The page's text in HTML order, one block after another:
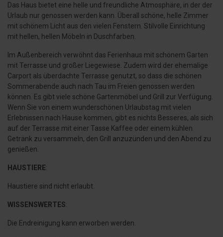
Das Haus bietet eine helle und freundliche Atmosphäre, in der der
Urlaub nur genossen werden kann. Überall schöne, helle Zimmer
mit schönem Licht aus den vielen Fenstern. Stilvolle Einrichtung
mit hellen, hellen Möbeln in Duschfarben.
Im Außenbereich verwöhnt das Ferienhaus mit schönem Garten
mit Terrasse und großer Liegewiese. Zudem wird der ehemalige
Carport als überdachte Terrasse genutzt, so dass die schönen
Sommerabende auch nach Tau im Freien genossen werden
können. Es gibt viele schöne Gartenmöbel und Grill zur Verfügung.
Wenn Sie von einem wunderschönen Urlaubstag mit vielen
Erlebnissen nach Hause kommen, gibt es nichts Besseres, als sich
auf der Terrasse mit einer Tasse Kaffee oder einem kühlen
Getränk zu versammeln, den Grill anzuzünden und den Abend zu
genießen.
HAUSTIERE:
Haustiere sind nicht erlaubt.
WISSENSWERTES:
Die Endreinigung kann erworben werden.